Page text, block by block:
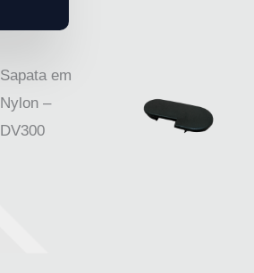
Sapata em
Nylon –
DV300